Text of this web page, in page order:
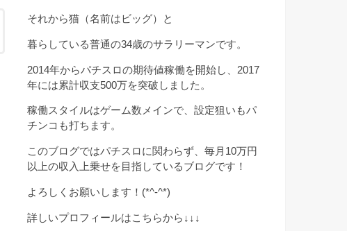
それから猫（名前はビッグ）と
暮らしている普通の34歳のサラリーマンです。
2014年からパチスロの期待値稼働を開始し、2017
年には累計収支500万を突破しました。
稼働スタイルはゲーム数メインで、設定狙いもパ
チンコも打ちます。
このブログではパチスロに関わらず、毎月10万円
以上の収入上乗せを目指しているブログです！
よろしくお願いします！(*^-^*)
詳しいプロフィールはこちらから ↓↓↓